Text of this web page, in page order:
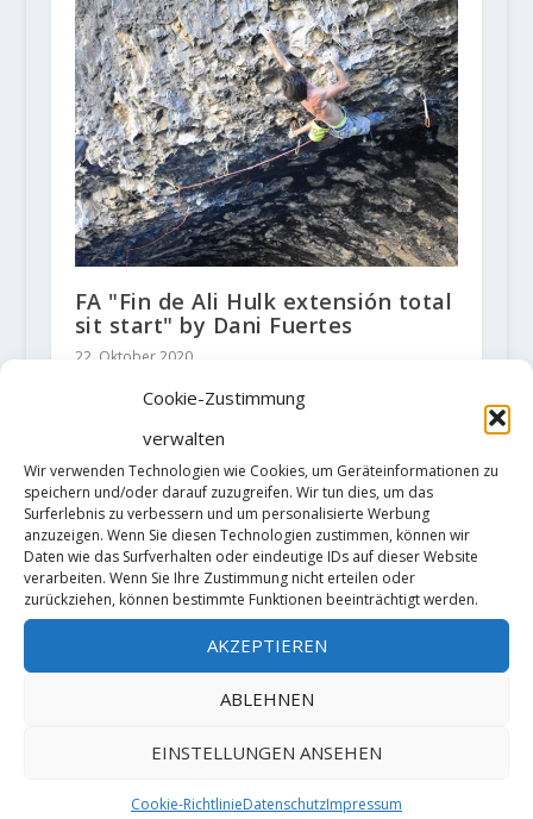
Cookie-Zustimmung
verwalten
Wir verwenden Technologien wie Cookies, um Geräteinformationen zu
speichern und/oder darauf zuzugreifen. Wir tun dies, um das
Surferlebnis zu verbessern und um personalisierte Werbung
anzuzeigen. Wenn Sie diesen Technologien zustimmen, können wir
Daten wie das Surfverhalten oder eindeutige IDs auf dieser Website
verarbeiten. Wenn Sie Ihre Zustimmung nicht erteilen oder
zurückziehen, können bestimmte Funktionen beeinträchtigt werden.
AKZEPTIEREN
ABLEHNEN
EINSTELLUNGEN ANSEHEN
Cookie-RichtlinieDatenschutzImpressum
FA "Fin de Ali Hulk extensión total
sit start" by Dani Fuertes
22. Oktober 2020
Iker Pou with FA "Artaburu" (9a+)?